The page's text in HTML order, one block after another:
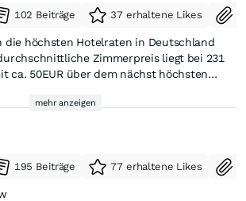
102 Beiträge 37 erhaltene Likes
die höchsten Hotelraten in Deutschland
Zimmerpreis liegt bei 231
Preis sondern
kommen.
mehr anzeigen
195 Beiträge 77 erhaltene Likes